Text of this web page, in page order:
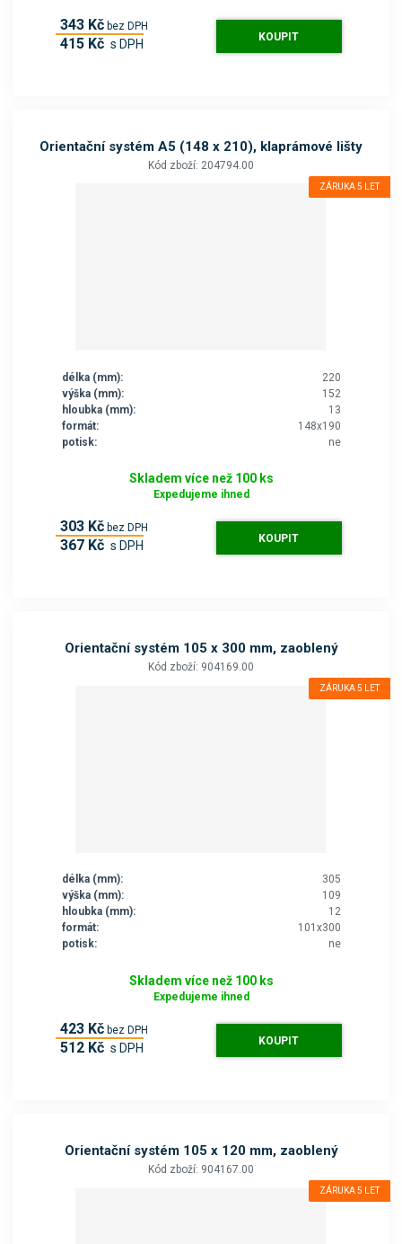
343 Kč bez DPH
415 Kč s DPH KOUPIT
Orientační systém A5 (148 x 210), klaprámové lišty
Kód zboží: 204794.00
ZÁRUKA 5 LET
délka (mm):
220
výška (mm):
152
hloubka (mm):
13
formát:
148x190
potisk:
ne
Skladem více než 100 ks
Expedujeme ihned
303 Kč bez DPH
367 Kč s DPH KOUPIT
Orientační systém 105 x 300 mm, zaoblený
Kód zboží: 904169.00
ZÁRUKA 5 LET
délka (mm):
305
výška (mm):
109
hloubka (mm):
12
formát:
101x300
potisk:
ne
Skladem více než 100 ks
Expedujeme ihned
423 Kč bez DPH
512 Kč s DPH KOUPIT
Orientační systém 105 x 120 mm, zaoblený
Kód zboží: 904167.00
ZÁRUKA 5 LET